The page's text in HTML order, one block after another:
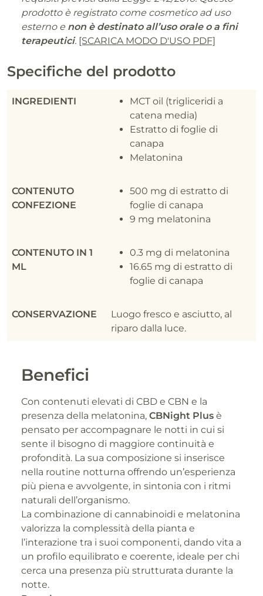
prodotto è registrato come cosmetico ad uso
esterno e non è destinato all’uso orale o a fini
terapeutici. [SCARICA MODO D'USO PDF]
Specifiche del prodotto
INGREDIENTI
MCT oil (trigliceridi a
catena media)
Estratto di foglie di
canapa
Melatonina
CONTENUTO
CONFEZIONE
500 mg di estratto di
foglie di canapa
9 mg melatonina
CONTENUTO IN 1
ML
0.3 mg di melatonina
16.65 mg di estratto di
foglie di canapa
CONSERVAZIONE
Luogo fresco e asciutto, al
riparo dalla luce.
Benefici
Con contenuti elevati di CBD e CBN e la
presenza della melatonina, CBNight Plus è
pensato per accompagnare le notti in cui si
sente il bisogno di maggiore continuità e
profondità. La sua composizione si inserisce
nella routine notturna offrendo un’esperienza
più piena e avvolgente, in sintonia con i ritmi
naturali dell’organismo.
La combinazione di cannabinoidi e melatonina
valorizza la complessità della pianta e
l’interazione tra i suoi componenti, dando vita a
un profilo equilibrato e coerente, ideale per chi
cerca una presenza più strutturata durante la
notte.